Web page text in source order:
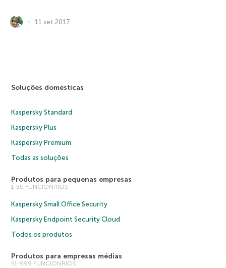
11 set 2017
Soluções domésticas
Kaspersky Standard
Kaspersky Plus
Kaspersky Premium
Todas as soluções
Produtos para pequenas empresas
1-50 FUNCIONRIOS
Kaspersky Small Office Security
Kaspersky Endpoint Security Cloud
Todos os produtos
Produtos para empresas médias
51-999 FUNCIONRIOS